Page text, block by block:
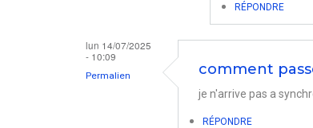
par
RÉPONDRE
lun 14/07/2025
- 10:09
Permalien comment
je n'arrive pas a
RÉPONDRE